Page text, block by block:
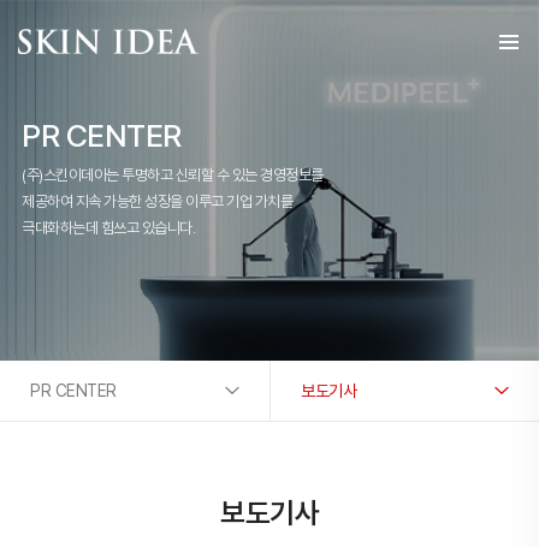
PR CENTER
(주)스킨이데아는 투명하고 신뢰할 수 있는 경영정보를
제공하여 지속 가능한 성장을 이루고 기업 가치를
극대화하는데 힘쓰고 있습니다.
PR CENTER 보도기사
보도기사